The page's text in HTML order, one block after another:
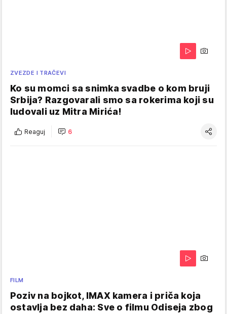
ZVEZDE I TRAČEVI
Ko su momci sa snimka svadbe o kom bruji
Srbija? Razgovarali smo sa rokerima koji su
ludovali uz Mitra Mirića!
Reaguj 6
FILM
Poziv na bojkot, IMAX kamera i priča koja
ostavlja bez daha: Sve o filmu Odiseja zbog